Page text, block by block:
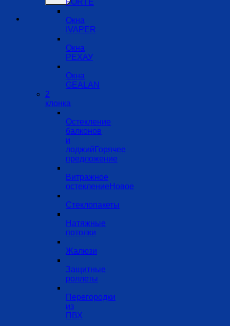
FORTE
Окна
IVAPER
Окна
РЕХАУ
Окна
GEALAN
2
клонка
Остекление
балконов
и
лоджий
Витражное
остекление
Стеклопакеты
Натяжные
потолки
Жалюзи
Защитные
роллеты
Перегородки
из
ПВХ